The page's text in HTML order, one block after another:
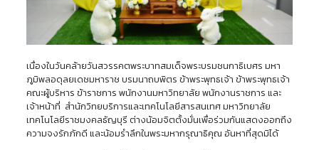
เนื่องในวันคล้ายวันสวรรคตพระบาทสมเด็จพระบรมชนกาธิเบศร มหา
ภูมิพลอดุลยเดชมหาราช บรมนาถบพิตร ข้าพระพุทธเจ้า ข้าพระพุทธเจ้า
คณะผู้บริหาร ข้าราชการ พนักงานมหาวิทยาลัย พนักงานราชการ และ
เจ้าหน้าที่ สำนักวิทยบริการและเทคโนโลยีสารสนเทศ มหาวิทยาลัย
เทคโนโลยีราชมงคลธัญบุรี ต่างน้อมจิตตั้งมั่นเพื่อร่วมกันแสดงออกถึง
ความจงรักภักดี และน้อมรำลึกในพระมหากรุณาธิคุณ อันหาที่สุดมิได้